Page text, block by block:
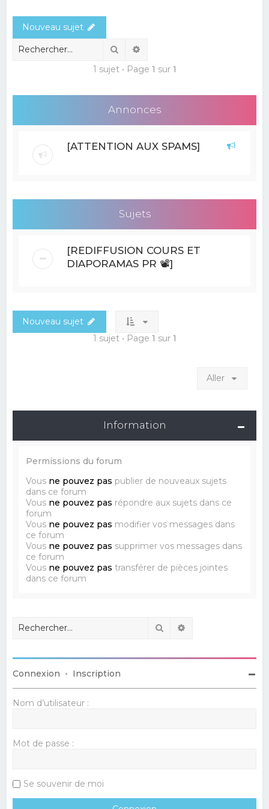
r
Nouveau sujet
Rechercher
1 sujet • Page 1 sur 1
Annonces
[ATTENTION AUX SPAMS]
Sujets
[REDIFFUSION COURS ET
DIAPORAMAS PR 📽]
Nouveau sujet
1 sujet • Page 1 sur 1
Aller
Information
Permissions du forum
Vous ne pouvez pas publier de nouveaux sujets
dans ce forum
Vous ne pouvez pas répondre aux sujets dans ce
forum
Vous ne pouvez pas modifier vos messages dans
ce forum
Vous ne pouvez pas supprimer vos messages dans
ce forum
Vous ne pouvez pas transférer de pièces jointes
dans ce forum
Rechercher
Connexion • Inscription
Nom d’utilisateur :
Mot de passe :
Se souvenir de moi